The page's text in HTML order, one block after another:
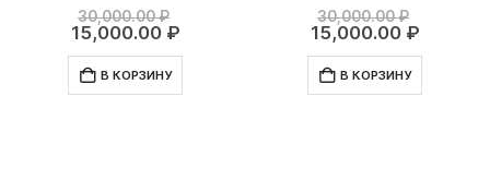
30,000.00₽
Первоначальная
цена
30,000.00 ₽.
15,000.00 ₽Текущая
В КОРЗИНУ
30,000.00₽
цена
15,000.00 ₽
В КОРЗИНУ